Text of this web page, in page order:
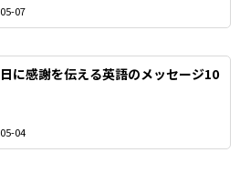
07
に感謝を伝える英語のメッセージ10
04